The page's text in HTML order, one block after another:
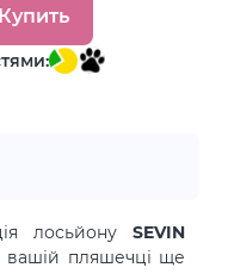
Купить
лосьйону SEVIN
вашій пляшечці ще